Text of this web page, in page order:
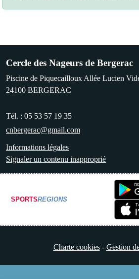
Cercle des Nageurs de Bergerac
Piscine de Piquecailloux Allée Lucien
24100 BERGERAC
Tél. : 05 53 57 19 35
cnbergerac@gmail.com
Informations légales
Signaler un contenu inapproprié
SPORTSREGIONS
Charte cookies Gestion